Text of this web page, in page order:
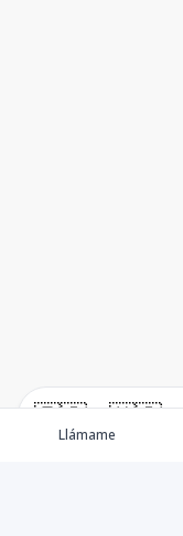
🇪🇸 🇺🇸
Llámame